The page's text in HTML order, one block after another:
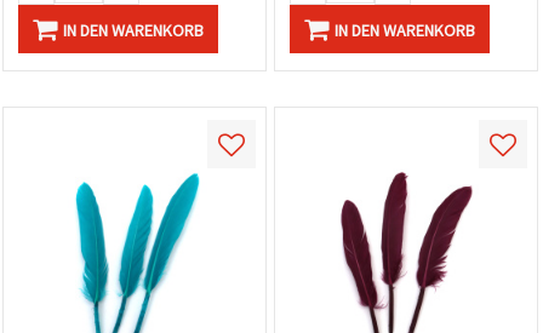
IN DEN WARENKORB IN DEN WARENKORB